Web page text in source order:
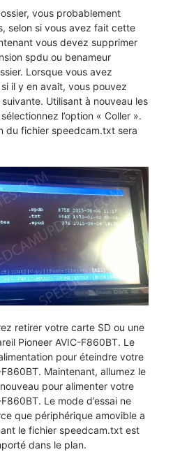
vous probablement
selon si vous avez fait cette
vous devez supprimer
spdu ou benameur
Lorsque vous avez
il y en avait, vous pouvez
Utilisant à nouveau les
l’option « Coller ».
du fichier speedcam.txt sera
retirer votre carte SD ou une
Pioneer AVIC-F860BT. Le
pour éteindre votre
Maintenant, allumez le
pour alimenter votre
Le mode d’essai ne
que périphérique amovible a
le fichier speedcam.txt est
dans le plan.